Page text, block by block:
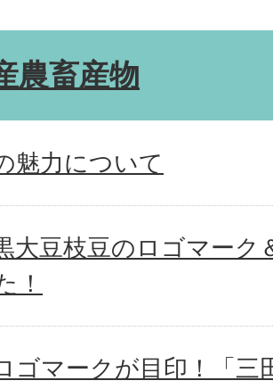
農畜産物
魅力について
大豆枝豆のロゴマーク
！
ゴマークが目印！「三